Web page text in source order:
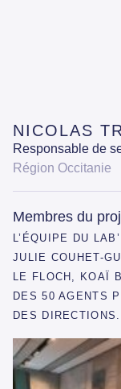
NICOLAS
Responsable de
Région Occitanie
Membres du
L’ÉQUIPE DU
JULIE COUHET-
LE FLOCH, KOAÏ
DES 50 AGENTS
DES DIRECTIONS.